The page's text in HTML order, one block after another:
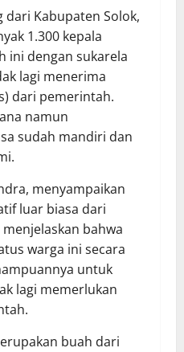
Kabupaten Solok,
1.300 kepala
ini dengan sukarela
lagi menerima
dari pemerintah.
namun
sudah mandiri dan
menyampaikan
luar biasa dari
bahwa
warga ini secara
untuk
lagi memerlukan
buah dari